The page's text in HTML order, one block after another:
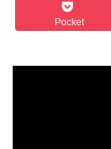
Pocket